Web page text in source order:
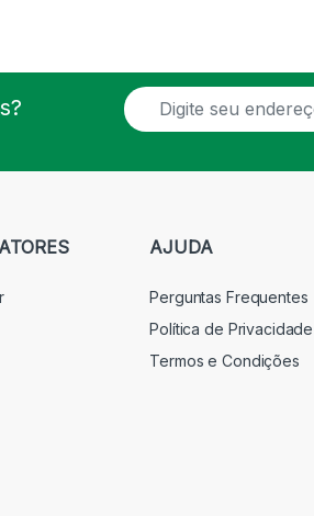
E
m
AJUDA
Perguntas Frequentes
Política de Privacidade
Termos e Condições